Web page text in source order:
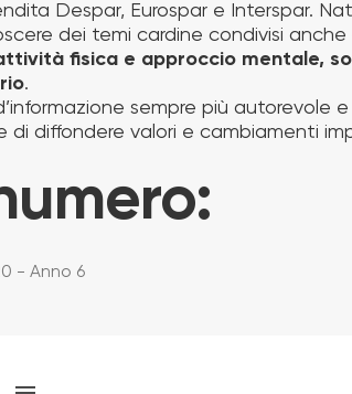
Despar, Eurospar e Interspar.
dei temi cardine condivisi
fisica e approccio mentale,
.
sempre più autorevole
diffondere valori e cambiamenti
- Anno 6